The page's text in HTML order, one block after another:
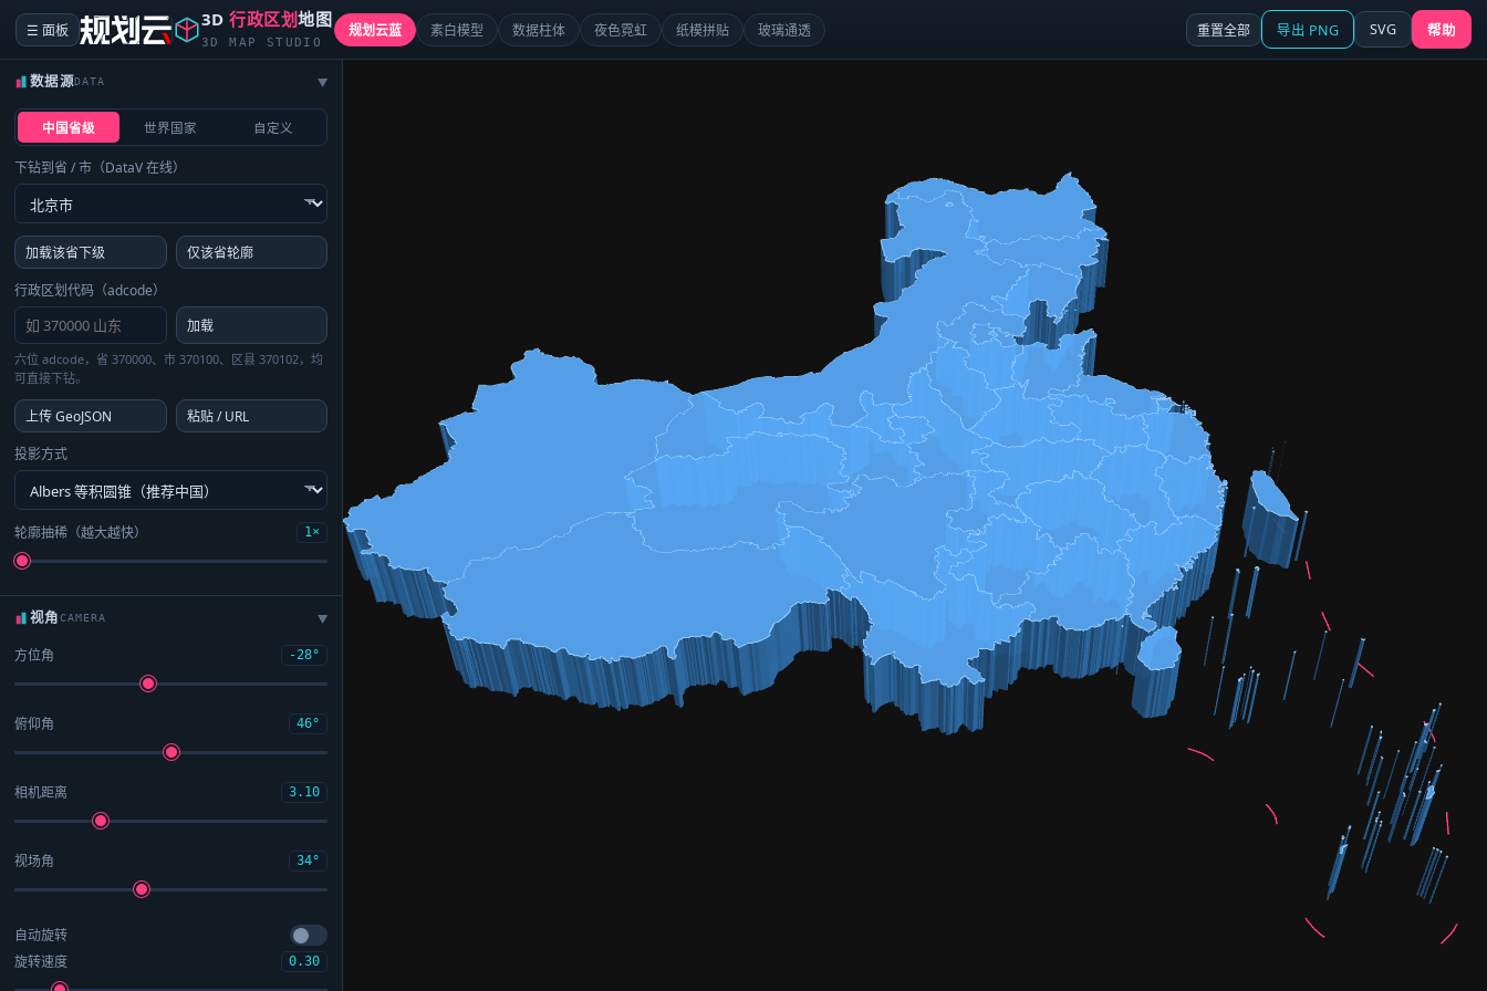
☰ 面板 3D行政区划地图
3D MAP STUDIO
规划云蓝 素白模型 数据柱体 夜色霓虹 纸模拼贴 玻璃通透 重置全部 导出 PNG SVG 帮助
数据源DATA ▶
中国省级 世界国家 自定义
下钻到省 / 市（DataV 在线）
加载该省下级
仅该省轮廓
行政区划代码（adcode）
加载
六位 adcode，省 370000、市 370100、区县 370102，均
可直接下钻。
上传 GeoJSON
粘贴 / URL
投影方式
轮廓抽稀（越大越快） 1×
视角CAMERA ▶
方位角 -28°
俯仰角 46°
相机距离 3.10
视场角 34°
自动旋转
旋转速度
0.30